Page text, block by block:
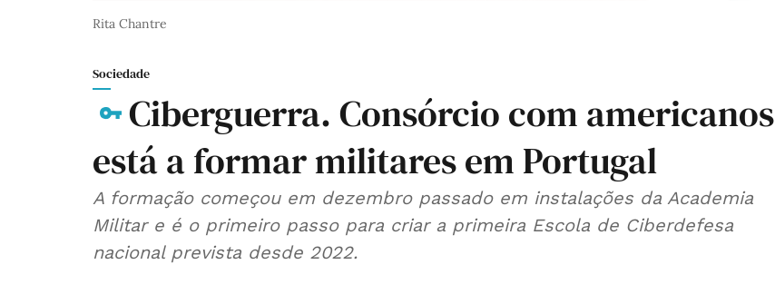
Rita Chantre
Sociedade
Ciberguerra. Consórcio com americanos
está a formar militares em Portugal
A formação começou em dezembro passado em instalações da Academia
Militar e é o primeiro passo para criar a primeira Escola de Ciberdefesa
nacional prevista desde 2022.